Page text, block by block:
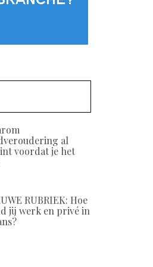
al
voordat je het
RUBRIEK: Hoe
jij werk en privé in